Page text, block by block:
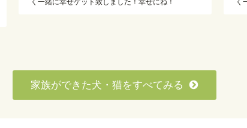
く一緒に幸せゲット致しました！幸せにね！
家族ができた犬・猫をすべてみる